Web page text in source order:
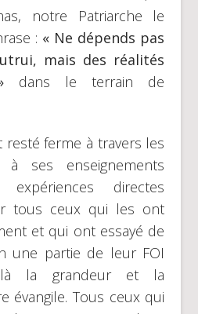
notre Patriarche le
: « Ne dépends pas
mais des réalités
dans le terrain de
resté ferme à travers les
à ses enseignements
directes
tous ceux qui les ont
et qui ont essayé de
une partie de leur FOI
la grandeur et la
évangile. Tous ceux qui